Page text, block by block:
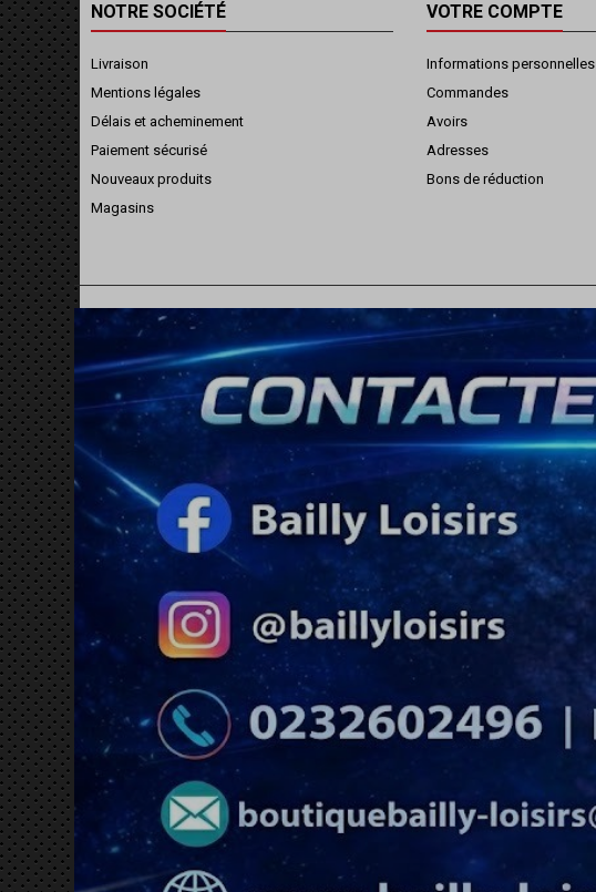
NOTRE SOCIÉTÉ
Livraison
Mentions légales
Délais et acheminement
Paiement sécurisé
Nouveaux produits
Magasins
VOTRE COMPTE
Informations personnelles
Commandes
Avoirs
Adresses
Bons de réduction